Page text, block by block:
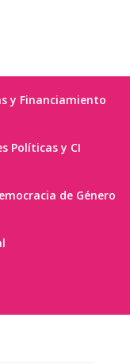
y Financiamiento
Políticas y CI
de Género